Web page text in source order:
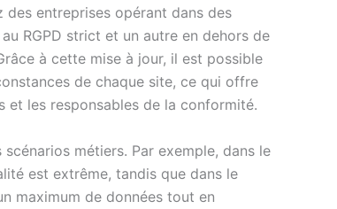
des entreprises opérant dans des
RGPD strict et un autre en dehors de
à cette mise à jour, il est possible
de chaque site, ce qui offre
et les responsables de la conformité.
métiers. Par exemple, dans le
est extrême, tandis que dans le
maximum de données tout en